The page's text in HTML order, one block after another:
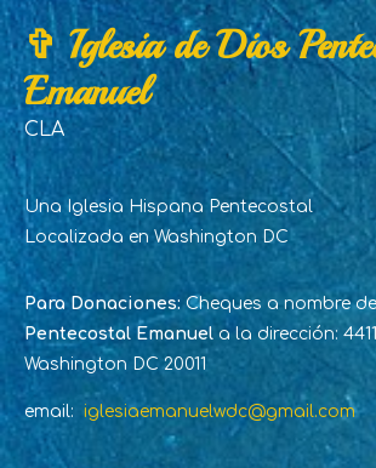
✞ Iglesia de Dios
Emanuel
CLA
Una Iglesia Hispana Pentecostal
Localizada en Washington DC
Para Donaciones: Cheques a nombre de
Pentecostal Emanuel a la dirección:
Washington DC 20011
email: iglesiaemanuelwdc@gmail.com